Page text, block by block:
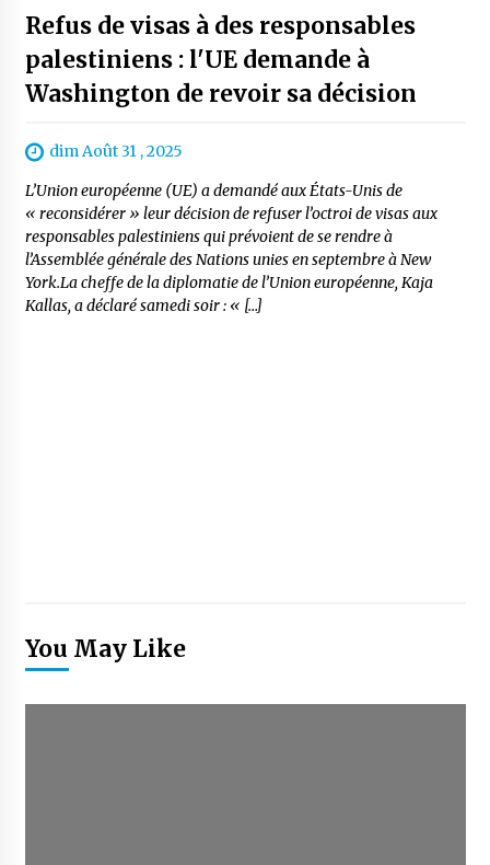
Refus de visas à des responsables
palestiniens : l'UE demande à
Washington de revoir sa décision
dim Août 31 , 2025
L’Union européenne (UE) a demandé aux États-Unis de
« reconsidérer » leur décision de refuser l’octroi de visas aux
responsables palestiniens qui prévoient de se rendre à
l’Assemblée générale des Nations unies en septembre à New
York.La cheffe de la diplomatie de l’Union européenne, Kaja
Kallas, a déclaré samedi soir : « […]
You May Like